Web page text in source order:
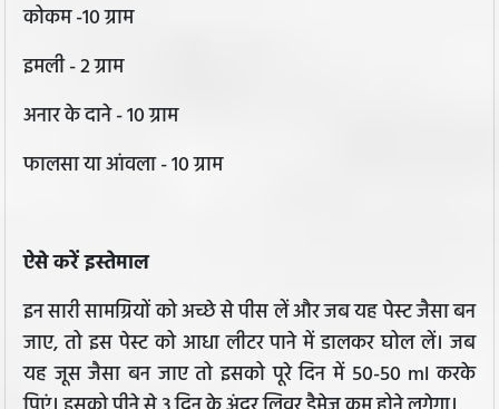
कोकम -10 ग्राम
इमली - 2 ग्राम
अनार के दाने - 10 ग्राम
फालसा या आंवला - 10 ग्राम
ऐसे करें इस्तेमाल
इन सारी सामग्रियों को अच्छे से पीस लें और जब यह पेस्ट जैसा बन
जाए, तो इस पेस्ट को आधा लीटर पाने में डालकर घोल लें। जब
यह जूस जैसा बन जाए तो इसको पूरे दिन में 50-50 ml करके